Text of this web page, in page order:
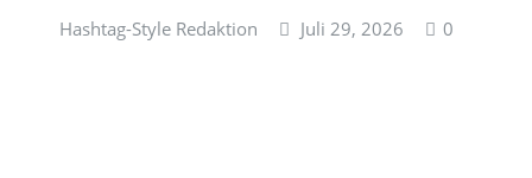
Hashtag-Style Redaktion Juli 29, 2026 0